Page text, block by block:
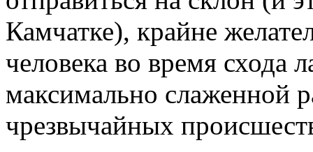
Камчатке), крайне
человека во время схода
максимально слаженной
чрезвычайных